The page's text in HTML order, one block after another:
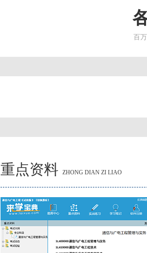
百
重点资料 ZHONG DIAN ZI LIAO